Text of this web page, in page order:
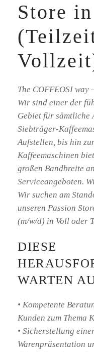
Store
The COFFEOSI way
Wir sind einer der
Gebiet für sämtliche
Siebträger-
Aufstellen, bis hin
Kaffeemaschinen
großen Bandbreite
Serviceangeboten.
Wir suchen am
unseren Passion
(m/w/d) in Voll oder
DIESE
WARTEN
• Kompetente
Kunden zum Thema
• Sicherstellung
Warenpräsentation